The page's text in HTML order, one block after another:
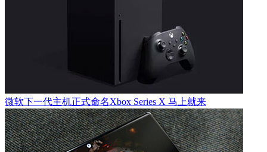
微软下一代主机正式命名Xbox Series X 马上就来